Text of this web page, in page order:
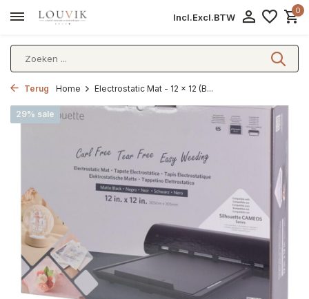
Incl.Excl.BTW
0
Terug Home Electrostatic Mat - 12 x 12 (B...
29% sale